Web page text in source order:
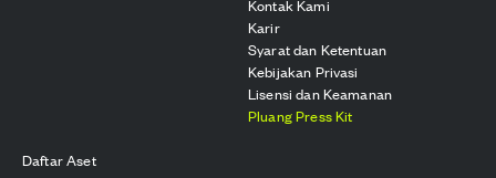
Kontak Kami
Karir
Syarat dan Ketentuan
Kebijakan Privasi
Lisensi dan Keamanan
Pluang Press Kit
Daftar Aset